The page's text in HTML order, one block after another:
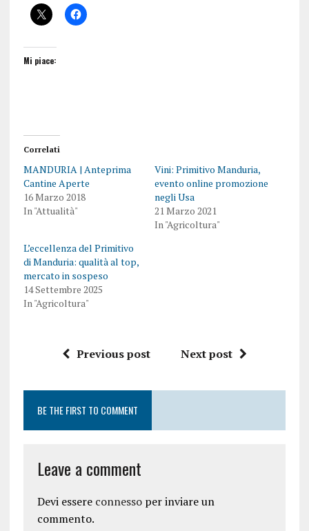
Mi piace:
Correlati
MANDURIA | Anteprima
Cantine Aperte
16 Marzo 2018
In "Attualità"
Vini: Primitivo Manduria,
evento online promozione
negli Usa
21 Marzo 2021
In "Agricoltura"
L’eccellenza del Primitivo
di Manduria: qualità al top,
mercato in sospeso
14 Settembre 2025
In "Agricoltura"
Previous post Next post
BE THE FIRST TO COMMENT
Leave a comment
Devi essere connessoper inviare un
commento.